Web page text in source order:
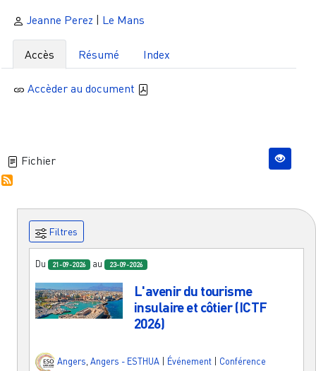
Jeanne Perez | Le Mans
Accès Résumé Index
Accèder au document
Fichier
Filtres
Du 21-09-2026 au 23-09-2026
L'avenir du tourisme
insulaire et côtier (ICTF
2026)
Angers, Angers - ESTHUA Événement Conférence